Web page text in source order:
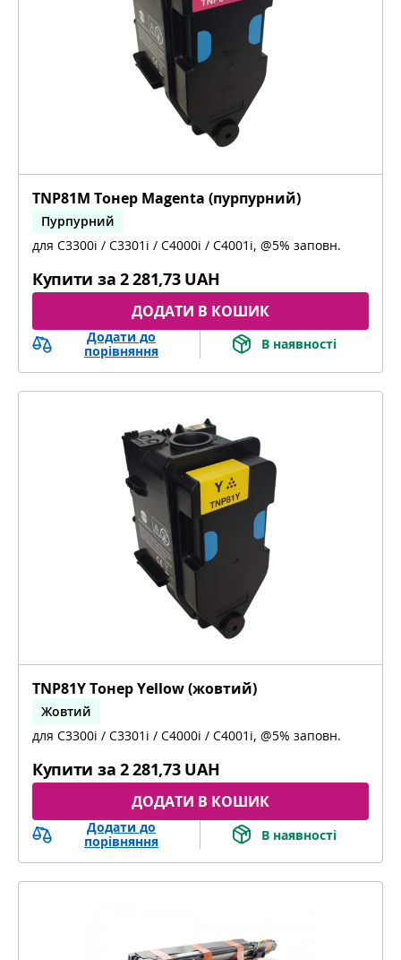
TNP81M Тонер Magenta (пурпурний)
Пурпурний
bizhub C3300i, bizhub C4000i, bizhub C3301i,
для C3300i / C3301i / C4000i / C4001i, @5% заповн.
Купити за 2 281,73 UAH
ДОДАТИ В КОШИК
Додати до
порівняння
В наявності
TNP81Y Тонер Yellow (жовтий)
Жовтий
bizhub C3300i, bizhub C4000i, bizhub C3301i,
для C3300i / C3301i / C4000i / C4001i, @5% заповн.
Купити за 2 281,73 UAH
ДОДАТИ В КОШИК
Додати до
порівняння
В наявності